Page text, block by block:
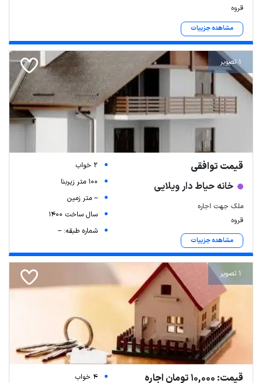
قروه
مشاهده جزییات
1 تصویر
قیمت توافقی
خانه حیاط دار ویلایی
ملک جهت اجاره
قروه
مشاهده جزییات
2 خواب
100 متر زیربنا
-- متر زمین
سال ساخت 1400
شماره طبقه: --
1 تصویر
قیمت: 10,000 تومان اجاره 4 خواب